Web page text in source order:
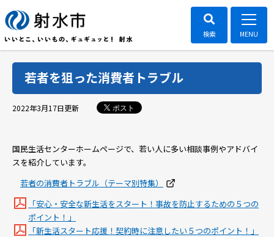
若者を狙った消費者トラブル
2022年3月17日更新 ポスト
国民生活センターホームページで、若い人に多い相談事例やアドバイ
スを紹介しています。
若者の消費者トラブル（テーマ別特集）
「安心・安全な新生活をスタート！事故を防止するための５つの
ポイント！」
「新生活スタート応援！契約時に注意したい５つのポイント！」